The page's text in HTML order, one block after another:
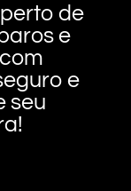
de
e
e
seu